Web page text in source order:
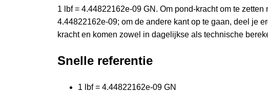
1 lbf = 4.44822162e-09 GN. Om pond-kracht om te
4.44822162e-09; om de andere kant op te gaan, deel je
kracht en komen zowel in dagelijkse als technische
Snelle referentie
1 lbf = 4.44822162e-09 GN